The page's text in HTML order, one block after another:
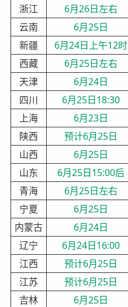
浙江
6月26日左右
云南
6月25日
新疆
6月24日上午12时
西藏
6月25日左右
天津
6月24日
四川
6月25日18:30
上海
6月23日
陕西
预计6月25日
山西
6月25日
山东
6月25日15:00后
青海
6月25日左右
宁夏
6月25日
内蒙古
6月24日
辽宁
6月24日16:00
江西
预计6月25日
江苏
预计6月25日
吉林
6月25日